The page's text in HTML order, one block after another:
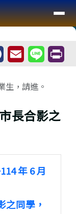
生，請進。
長合影之
年 6 月
之同學，